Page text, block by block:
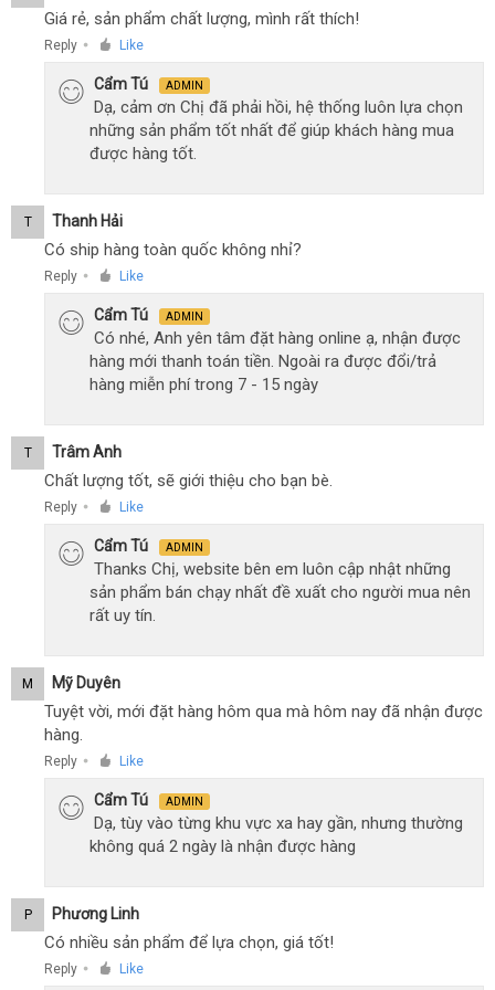
Giá rẻ, sản phẩm chất lượng, mình rất thích!
Reply ● Like
Cẩm Tú ADMIN
Dạ, cảm ơn Chị đã phải hồi, hệ thống luôn lựa chọn
những sản phẩm tốt nhất để giúp khách hàng mua
được hàng tốt.
T Thanh Hải
Có ship hàng toàn quốc không nhỉ?
Reply ● Like
Cẩm Tú ADMIN
Có nhé, Anh yên tâm đặt hàng online ạ, nhận được
hàng mới thanh toán tiền. Ngoài ra được đổi/trả
hàng miễn phí trong 7 - 15 ngày
T Trâm Anh
Chất lượng tốt, sẽ giới thiệu cho bạn bè.
Reply ● Like
Cẩm Tú ADMIN
Thanks Chị, website bên em luôn cập nhật những
sản phẩm bán chạy nhất đề xuất cho người mua nên
rất uy tín.
M Mỹ Duyên
Tuyệt vời, mới đặt hàng hôm qua mà hôm nay đã nhận được
hàng.
Reply ● Like
Cẩm Tú ADMIN
Dạ, tùy vào từng khu vực xa hay gần, nhưng thường
không quá 2 ngày là nhận được hàng
P Phương Linh
Có nhiều sản phẩm để lựa chọn, giá tốt!
Reply ● Like